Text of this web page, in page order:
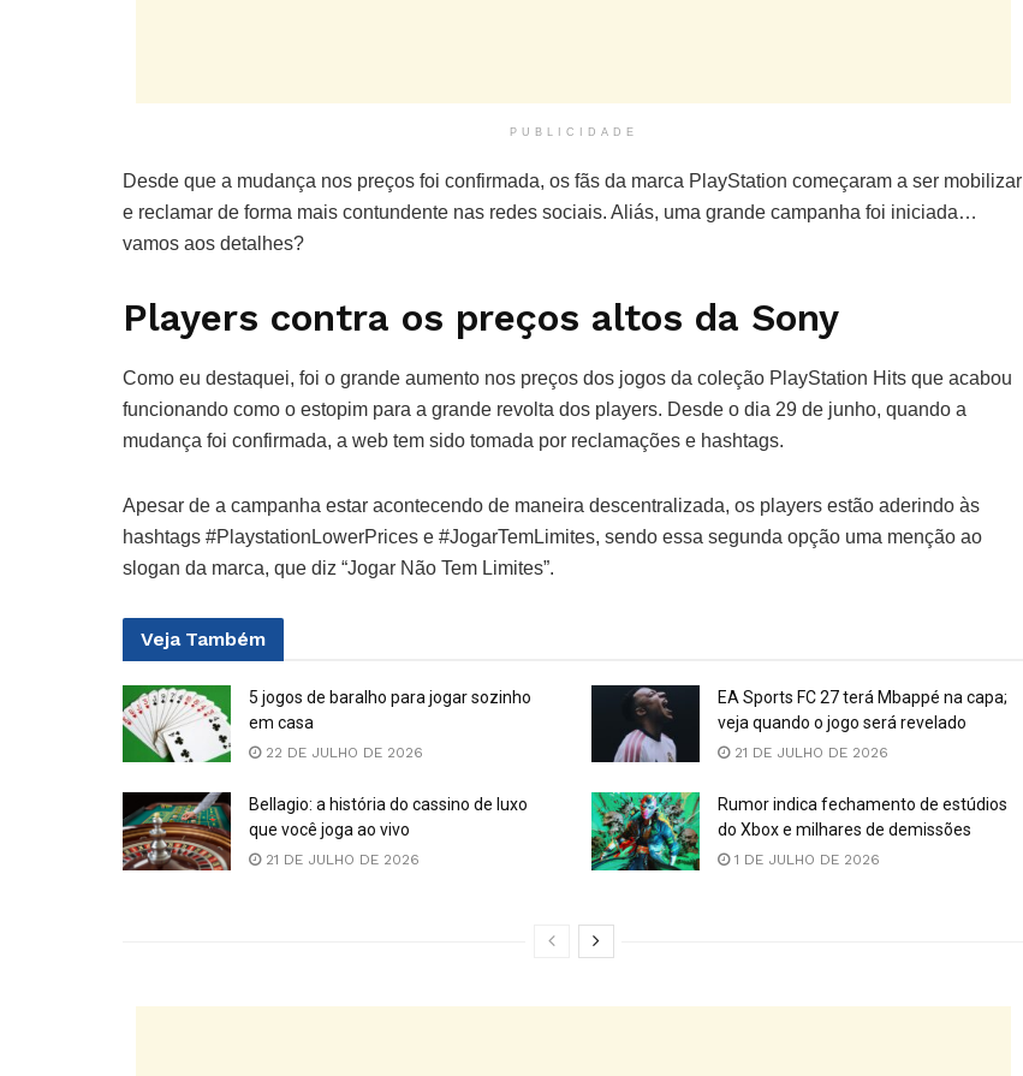
PUBLICIDADE
Desde que a mudança nos preços foi confirmada, os fãs da marca PlayStation começaram a ser mobilizar
e reclamar de forma mais contundente nas redes sociais. Aliás, uma grande campanha foi iniciada…
vamos aos detalhes?
Players contra os preços altos da Sony
Como eu destaquei, foi o grande aumento nos preços dos jogos da coleção PlayStation Hits que acabou
funcionando como o estopim para a grande revolta dos players. Desde o dia 29 de junho, quando a
mudança foi confirmada, a web tem sido tomada por reclamações e hashtags.
Apesar de a campanha estar acontecendo de maneira descentralizada, os players estão aderindo às
hashtags #PlaystationLowerPrices e #JogarTemLimites, sendo essa segunda opção uma menção ao
slogan da marca, que diz “Jogar Não Tem Limites”.
Veja Também
5 jogos de baralho para jogar sozinho
em casa
22 DE JULHO DE 2026
EA Sports FC 27 terá Mbappé na capa;
veja quando o jogo será revelado
21 DE JULHO DE 2026
Bellagio: a história do cassino de luxo
que você joga ao vivo
21 DE JULHO DE 2026
Rumor indica fechamento de estúdios
do Xbox e milhares de demissões
1 DE JULHO DE 2026